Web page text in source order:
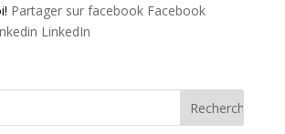
Partager sur facebook Facebook
LinkedIn